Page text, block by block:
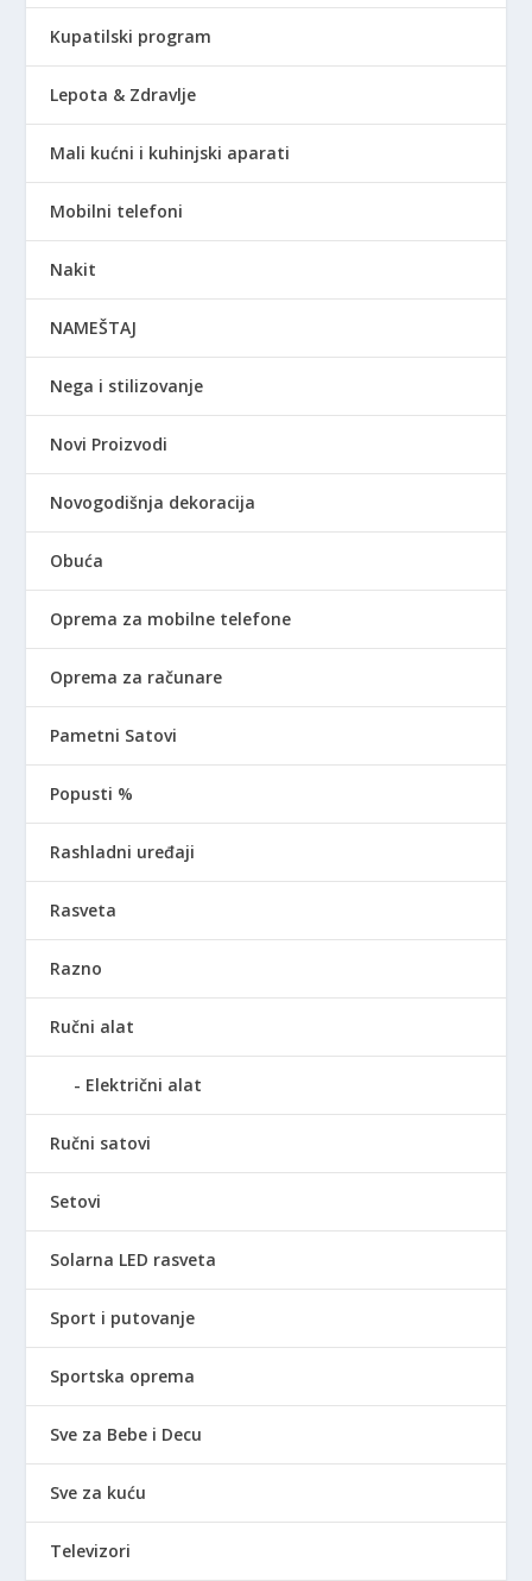
Kupatilski program
Lepota & Zdravlje
Mali kućni i kuhinjski aparati
Mobilni telefoni
Nakit
NAMEŠTAJ
Nega i stilizovanje
Novi Proizvodi
Novogodišnja dekoracija
Obuća
Oprema za mobilne telefone
Oprema za računare
Pametni Satovi
Popusti %
Rashladni uređaji
Rasveta
Razno
Ručni alat
Električni alat
Ručni satovi
Setovi
Solarna LED rasveta
Sport i putovanje
Sportska oprema
Sve za Bebe i Decu
Sve za kuću
Televizori